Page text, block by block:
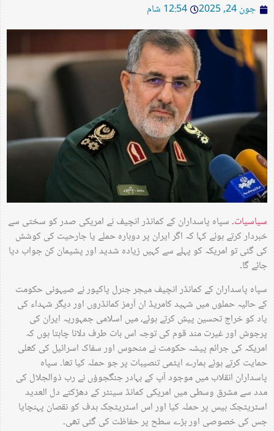
جون 24, 2025 12:54 شام
سیاسیات۔سپاہ پاسداران کے کمانڈر انچیف نے امریکی صدر کو سختی سے
خبردار کرتے ہوئے کہا کہ اگر ایران پر دوبارہ حملے یا جارحیت کی کوشش
کی گئی تو امریکہ کو پہلے سے کہیں زیادہ شدید اور پشیمان کن جواب دیا
جائے گا۔
سپاہ پاسداران کے کمانڈر انچیف میجر جنرل پاکپور نے صیہونی حکومت
کے حالیہ حملوں میں شہید کامریڈ ان آرمز کمانڈروں اور دیگر شہداء کی
یاد کو خراج تحسین پیش کرتے ہوئے، میں اسلامی جمہوریہ ایران کی
پرجوش اور غیرت مند قوم کی توجہ اس بات طرف دلانا چاہتا ہوں کہ
امریکہ کی جرائم پیشہ حکومت نے منحوس اور سفاک اسرائیل کی کھلی
حمایت کرتے ہوئے ہمارے ایٹمی تنصیبات پر جو حملہ کیا تھا۔ سپاہ
پاسداران انقلاب میں موجود آپ کے بہادر جنگجوؤں نے رب ذوالجلال کی
مدد سے مشرق وسطی میں امریکی کمانڈ سینٹر کے دھڑکتے دل العدید
اسٹریٹجک بیس پر حملہ کیا اور اس اسٹریٹجک ہدف کو نقصان پہنچایا
جس کی خصوصی اور بڑے سطح پر حفاظت کی گئی تھی۔